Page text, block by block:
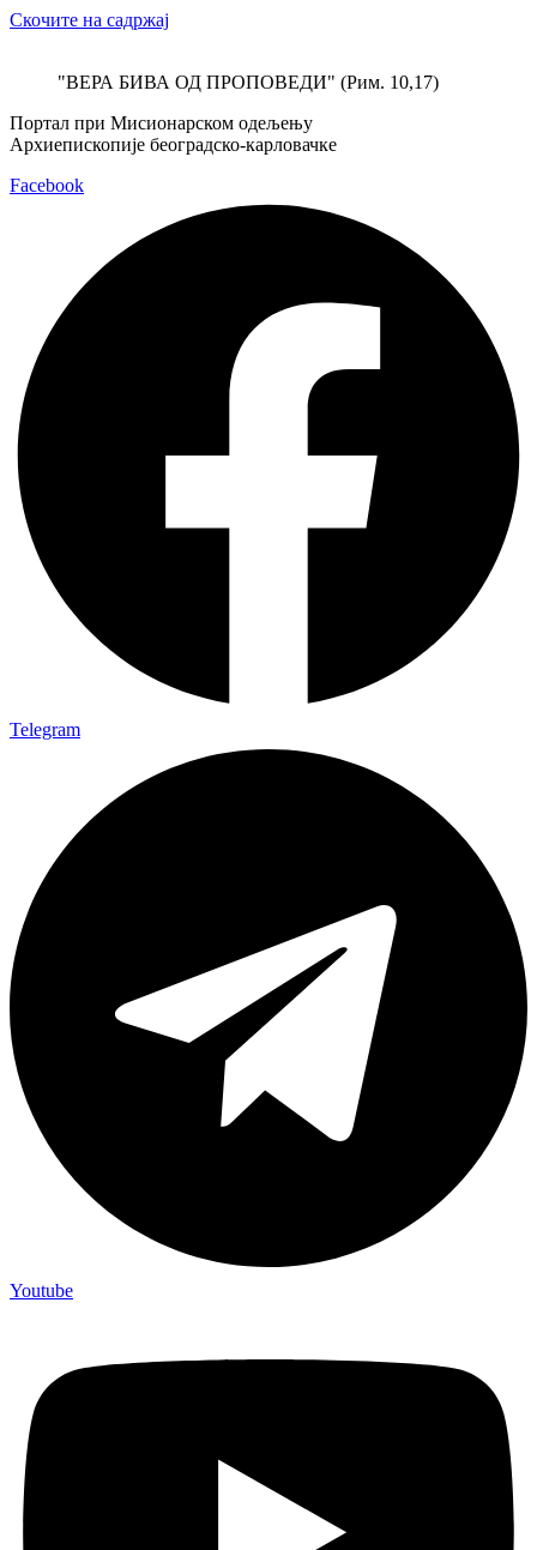
Скочите на садржај
"ВЕРА БИВА ОД ПРОПОВЕДИ" (Рим. 10,17)
Портал при Мисионарском одељењу
Архиепископије београдско-карловачке
Facebook
Telegram
Youtube